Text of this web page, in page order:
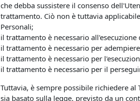
che debba sussistere il consenso
trattamento. Ciò non è tuttavia
Personali;
il trattamento è necessario
il trattamento è necessario per
il trattamento è necessario per
il trattamento è necessario per il
Tuttavia, è sempre possibile richiedere
sia basato sulla legge, previsto da un